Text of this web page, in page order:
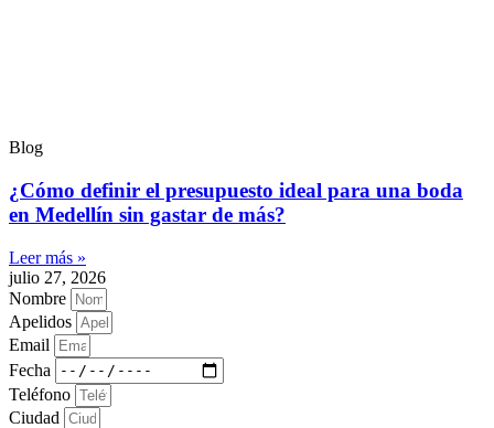
Blog
¿Cómo definir el presupuesto ideal para una boda
en Medellín sin gastar de más?
Leer más »
julio 27, 2026
Nombre
Apelidos
Email
Fecha
Teléfono
Ciudad